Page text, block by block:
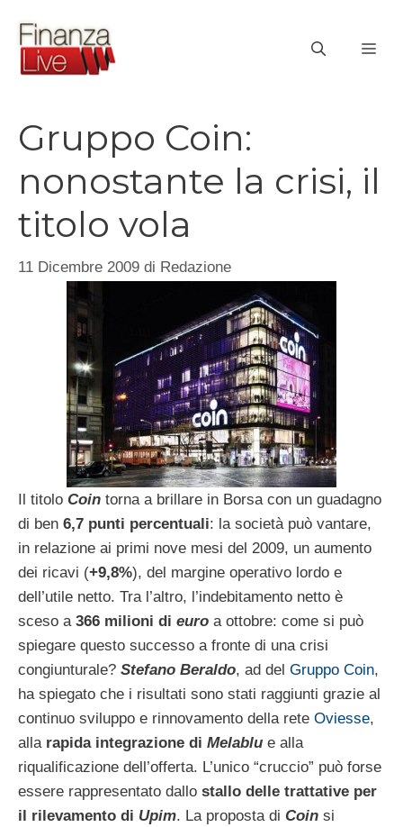
contenuto
Gruppo Coin:
nonostante la crisi, il
titolo vola
11 Dicembre 2009 di Redazione
Il titolo Coin torna a brillare in Borsa con un guadagno
di ben 6,7 punti percentuali: la società può vantare,
in relazione ai primi nove mesi del 2009, un aumento
dei ricavi (+9,8%), del margine operativo lordo e
dell’utile netto. Tra l’altro, l’indebitamento netto è
sceso a 366 milioni di euro a ottobre: come si può
spiegare questo successo a fronte di una crisi
congiunturale? Stefano Beraldo, ad del Gruppo Coin,
ha spiegato che i risultati sono stati raggiunti grazie al
continuo sviluppo e rinnovamento della rete Oviesse,
alla rapida integrazione di Melablu e alla
riqualificazione dell’offerta. L’unico “cruccio” può forse
essere rappresentato dallo stallo delle trattative per
il rilevamento di Upim. La proposta di Coin si